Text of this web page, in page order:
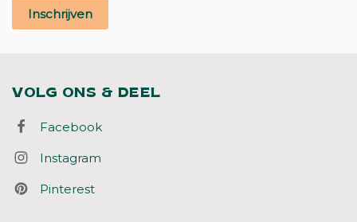
Inschrijven
VOLG ONS & DEEL
Facebook
Instagram
Pinterest